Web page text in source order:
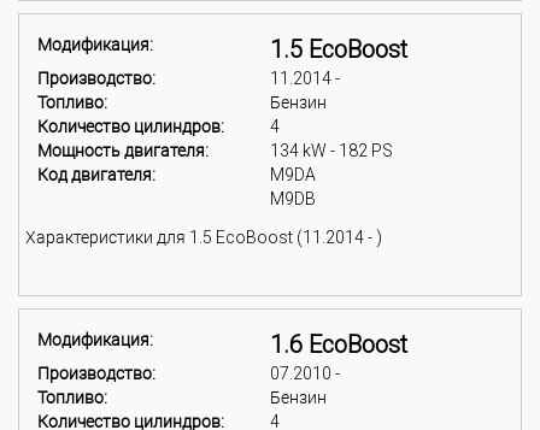
Модификация: 1.5 EcoBoost
Производство:
11.2014 -
Топливо:
Бензин
Количество цилиндров:
4
Мощность двигателя:
134 kW - 182 PS
Код двигателя:
M9DA
M9DB
Характеристики для 1.5 EcoBoost (11.2014 - )
Модификация: 1.6 EcoBoost
Производство:
07.2010 -
Топливо:
Бензин
Количество цилиндров:
4